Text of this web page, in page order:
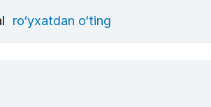
ro‘yxatdan o‘ting